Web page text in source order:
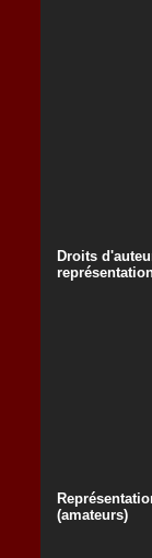
Droits
(amateurs)